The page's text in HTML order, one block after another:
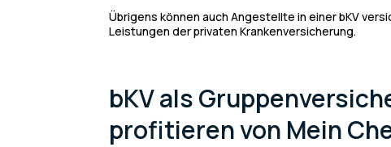
Übrigens können auch Angestellte in einer bKV
Leistungen der privaten Krankenversicherung.
bKV als
profitieren von Mein